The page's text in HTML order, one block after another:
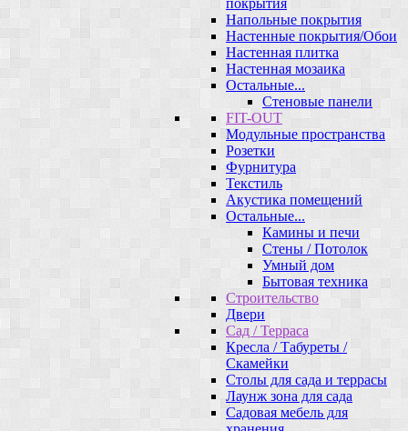
Напольные покрытия
Настенные покрытия/Обои
Настенная плитка
Настенная мозаика
Остальные...
Стеновые панели
FIT-OUT
Модульные пространства
Розетки
Фурнитура
Текстиль
Акустика помещений
Остальные...
Камины и печи
Стены / Потолок
Умный дом
Бытовая техника
Строительство
Двери
Сад / Терраса
Кресла / Табуреты /
Скамейки
Столы для сада и террасы
Лаунж зона для сада
Садовая мебель для